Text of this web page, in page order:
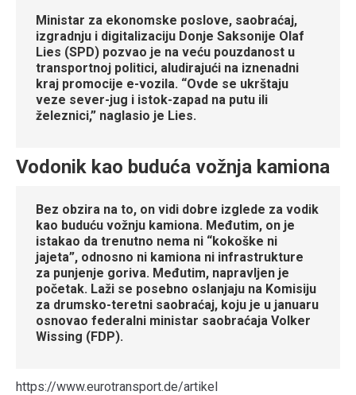
Ministar za ekonomske poslove, saobraćaj,
izgradnju i digitalizaciju Donje Saksonije Olaf
Lies (SPD) pozvao je na veću pouzdanost u
transportnoj politici, aludirajući na iznenadni
kraj promocije e-vozila. “Ovde se ukrštaju
veze sever-jug i istok-zapad na putu ili
železnici,” naglasio je Lies.
Vodonik kao buduća vožnja kamiona
Bez obzira na to, on vidi dobre izglede za vodik
kao buduću vožnju kamiona. Međutim, on je
istakao da trenutno nema ni “kokoške ni
jajeta”, odnosno ni kamiona ni infrastrukture
za punjenje goriva. Međutim, napravljen je
početak. Laži se posebno oslanjaju na Komisiju
za drumsko-teretni saobraćaj, koju je u januaru
osnovao federalni ministar saobraćaja Volker
Wissing (FDP).
https://www.eurotransport.de/artikel